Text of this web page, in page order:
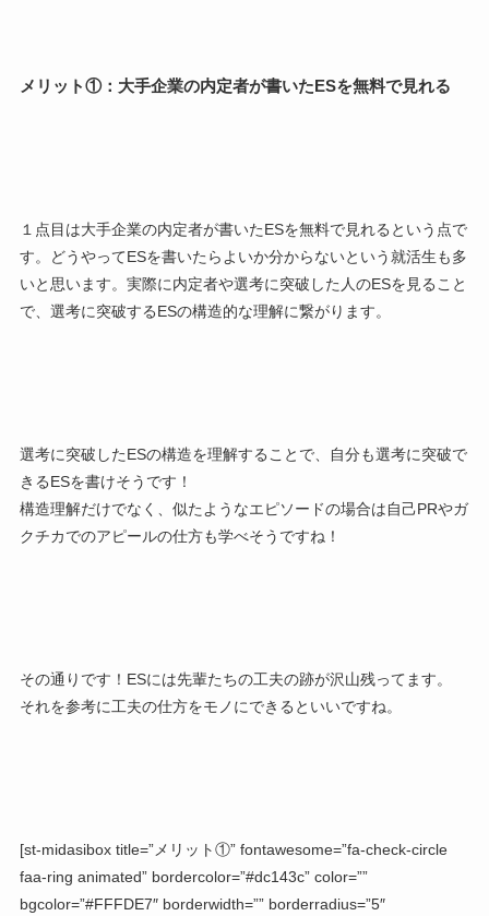
メリット①：大手企業の内定者が書いたESを無料で見れる
１点目は大手企業の内定者が書いたESを無料で見れる という点で
す。どうやってESを書いたらよいか分からないという就活生も多
いと思います。実際に内定者や選考に突破した人のESを見ること
で、選考に突破するESの構造的な理解に繋がります。
選考に突破したESの構造を理解することで、自分も選考に突破で
きるESを書けそうです！
構造理解だけでなく、似たようなエピソードの場合は自己PRやガ
クチカでのアピールの仕方も学べそうですね！
その通りです！ESには先輩たちの工夫の跡が沢山残ってます。
それを参考に工夫の仕方をモノにできるといいですね。
[st-midasibox title=”メリット①” fontawesome=”fa-check-circle
faa-ring animated” bordercolor=”#dc143c” color=””
bgcolor=”#FFFDE7″ borderwidth=”” borderradius=”5″